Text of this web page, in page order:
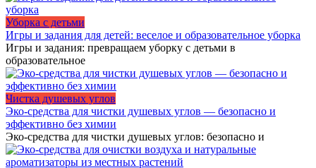
Уборка с детьми
Игры и задания для детей: веселое и образовательное уборка
Игры и задания: превращаем уборку с детьми в
образовательное
Чистка душевых углов
Эко-средства для чистки душевых углов — безопасно и
эффективно без химии
Эко-средства для чистки душевых углов: безопасно и